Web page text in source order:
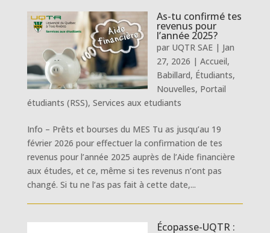
As-tu confirmé tes
revenus pour
l’année 2025?
par UQTR SAE| Jan
27, 2026 | Accueil,
Babillard, Étudiants,
Nouvelles, Portail
étudiants (RSS), Services aux etudiants
Info – Prêts et bourses du MES Tu as jusqu’au 19
février 2026 pour effectuer la confirmation de tes
revenus pour l’année 2025 auprès de l’Aide financière
aux études, et ce, même si tes revenus n’ont pas
changé. Si tu ne l’as pas fait à cette date,...
Écopasse-UQTR :